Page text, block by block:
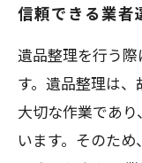
信頼できる業者
遺品整理を行う
す。遺品整理は
大切な作業であ
います。そのた